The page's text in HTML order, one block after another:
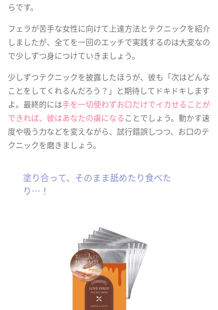
らです。
フェラが苦手な女性に向けて上達方法とテクニックを紹介
しましたが、全てを一回のエッチで実践するのは大変なの
で少しずつ身につけていきましょう。
少しずつテクニックを披露したほうが、彼も「次はどんな
ことをしてくれるんだろう？」と期待してドキドキします
よ。最終的には手を一切使わずお口だけでイカせることが
できれば、彼はあなたの虜になることでしょう。動かす速
度や吸う力などを変えながら、試行錯誤しつつ、お口のテ
クニックを磨きましょう。
塗り合って、そのまま舐めたり食べた
り…！